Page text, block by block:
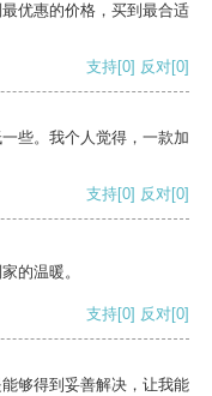
优惠的价格，买到最合适
支持[0] 反对[0]
些。我个人觉得，一款加
支持[0] 反对[0]
的温暖。
支持[0] 反对[0]
够得到妥善解决，让我能